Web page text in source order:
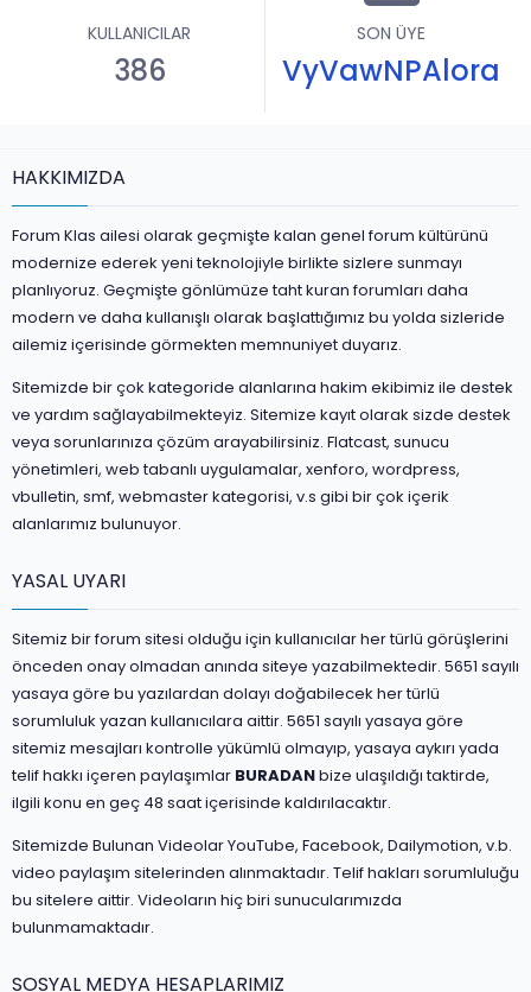
KULLANICILAR
386
SON ÜYE
VyVawNPAlora
HAKKIMIZDA
Forum Klas ailesi olarak geçmişte kalan genel forum kültürünü
modernize ederek yeni teknolojiyle birlikte sizlere sunmayı
planlıyoruz. Geçmişte gönlümüze taht kuran forumları daha
modern ve daha kullanışlı olarak başlattığımız bu yolda sizleride
ailemiz içerisinde görmekten memnuniyet duyarız.
Sitemizde bir çok kategoride alanlarına hakim ekibimiz ile destek
ve yardım sağlayabilmekteyiz. Sitemize kayıt olarak sizde destek
veya sorunlarınıza çözüm arayabilirsiniz. Flatcast, sunucu
yönetimleri, web tabanlı uygulamalar, xenforo, wordpress,
vbulletin, smf, webmaster kategorisi, v.s gibi bir çok içerik
alanlarımız bulunuyor.
YASAL UYARI
Sitemiz bir forum sitesi olduğu için kullanıcılar her türlü görüşlerini
önceden onay olmadan anında siteye yazabilmektedir. 5651 sayılı
yasaya göre bu yazılardan dolayı doğabilecek her türlü
sorumluluk yazan kullanıcılara aittir. 5651 sayılı yasaya göre
sitemiz mesajları kontrolle yükümlü olmayıp, yasaya aykırı yada
telif hakkı içeren paylaşımlar BURADANbize ulaşıldığı taktirde,
ilgili konu en geç 48 saat içerisinde kaldırılacaktır.
Sitemizde Bulunan Videolar YouTube, Facebook, Dailymotion, v.b.
video paylaşım sitelerinden alınmaktadır. Telif hakları sorumluluğu
bu sitelere aittir. Videoların hiç biri sunucularımızda
bulunmamaktadır.
SOSYAL MEDYA HESAPLARIMIZ